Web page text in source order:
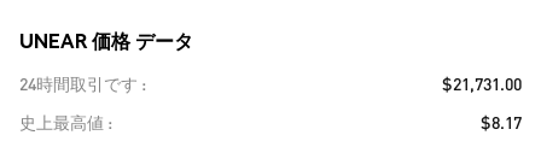
UNEAR 価格 データ
24時間取引です
$21,731.00
史上最高値
$8.17